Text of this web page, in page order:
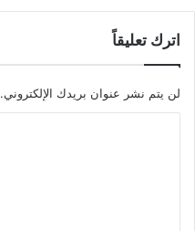
اترك تعليقاً
لن يتم نشر عنوان بريدك الإلكتروني.